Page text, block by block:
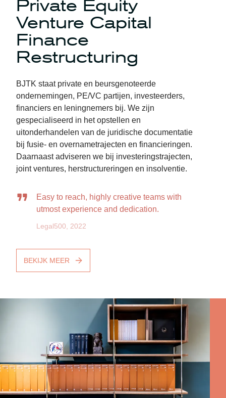
Private Equity
Venture Capital
Finance
Restructuring
BJTK staat private en beursgenoteerde
ondernemingen, PE/VC partijen, investeerders,
financiers en leningnemers bij. We zijn
gespecialiseerd in het opstellen en
uitonderhandelen van de juridische documentatie
bij fusie- en overnametrajecten en financieringen.
Daarnaast adviseren we bij investeringstrajecten,
joint ventures, herstructureringen en insolventie.
Easy to reach, highly creative teams with
utmost experience and dedication.
Legal500, 2022
BEKIJK MEER